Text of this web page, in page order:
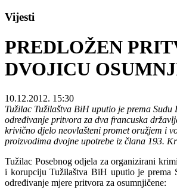
Vijesti
PREDLOŽEN
DVOJICU
10.12.2012. 15:30
Tužilac Tužilaštva BiH uputio je prema
određivanje pritvora za dva francuska
krivično djelo neovlašteni promet oružjem i
proizvodima dvojne upotrebe iz člana 193.
Tužilac Posebnog odjela za organizirani
i korupciju Tužilaštva BiH uputio je prema
određivanje mjere pritvora za osumnjičene: